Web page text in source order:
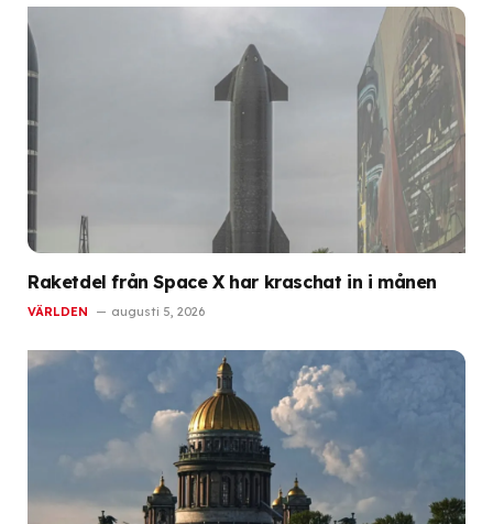
Raketdel från Space X har kraschat in i månen
VÄRLDEN augusti 5, 2026